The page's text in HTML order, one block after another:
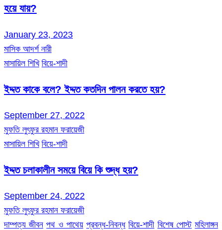
হয়ে যায়?
January 23, 2023
মাসিক আদর্শ নারী
মাসায়িল শিখি বিয়ে-শাদী
ইদ্দত কাকে বলে? ইদ্দত কতদিন পালন করতে হয়?
September 27, 2022
মুফতি লুৎফুর রহমান ফরায়েজী
মাসায়িল শিখি বিয়ে-শাদী
ইদ্দত চলাকালীন সময়ে বিয়ে কি শুদ্ধ হয়?
September 24, 2022
মুফতি লুৎফুর রহমান ফরায়েজী
দাম্পত্য জীবন পথ ও পাথেয় প্রবন্ধ-নিবন্ধ বিয়ে-শাদী বিশেষ পোস্ট মহিলাঙ্গন